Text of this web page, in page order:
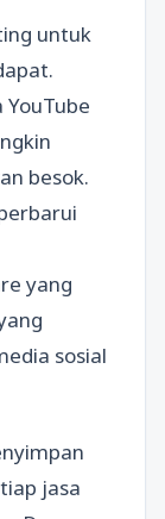
untuk
besok.
yang
sosial
jasa